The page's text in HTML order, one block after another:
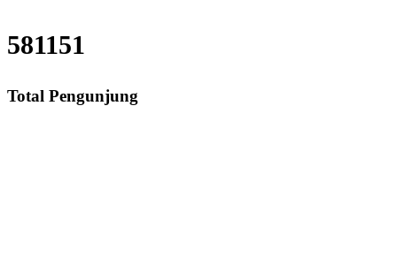
581151
Total Pengunjung